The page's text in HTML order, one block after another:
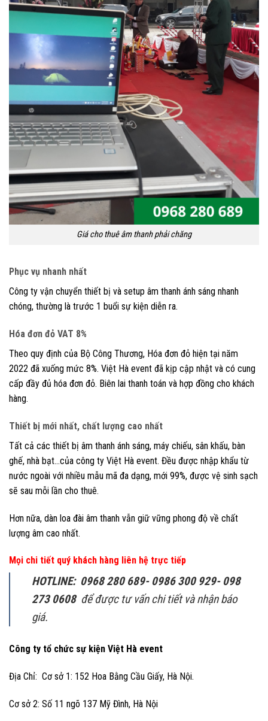
Giá cho thuê âm thanh phải chăng
Phục vụ nhanh nhất
Công ty vận chuyển thiết bị và setup âm thanh ánh sáng nhanh
chóng, thường là trước 1 buổi sự kiện diễn ra.
Hóa đơn đỏ VAT 8%
Theo quy định của Bộ Công Thương, Hóa đơn đỏ hiện tại năm
2022 đã xuống mức 8%. Việt Hà event đã kịp cập nhật và có cung
cấp đầy đủ hóa đơn đỏ. Biên lai thanh toán và hợp đồng cho khách
hàng.
Thiết bị mới nhất, chất lượng cao nhất
Tất cả các thiết bị âm thanh ánh sáng, máy chiếu, sân khấu, bàn
ghế, nhà bạt…của công ty Việt Hà event. Đều được nhập khẩu từ
nước ngoài với nhiều mẫu mã đa dạng, mới 99%, được vệ sinh sạch
sẽ sau mỗi lần cho thuê.
Hơn nữa, dàn loa đài âm thanh vẫn giữ vững phong độ về chất
lượng âm cao nhất.
Mọi chi tiết quý khách hàng liên hệ trực tiếp
HOTLINE: 0968 280 689- 0986 300 929- 098
273 0608 để được tư vấn chi tiết và nhận báo
giá.
Công ty tổ chức sự kiện Việt Hà event
Địa Chỉ: Cơ sở 1: 152 Hoa Bằng Cầu Giấy, Hà Nội.
Cơ sở 2: Số 11 ngõ 137 Mỹ Đình, Hà Nội